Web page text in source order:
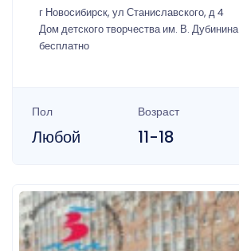
г Новосибирск, ул Станиславского, д 4
Дом детского творчества им. В. Дубинина
бесплатно
Пол
Любой
Возраст
11-18